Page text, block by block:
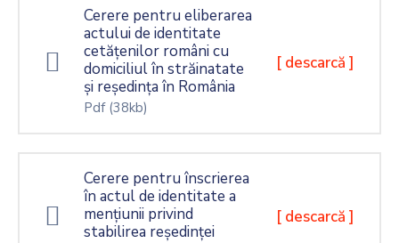
Cerere pentru eliberarea
actului de identitate
cetățenilor români cu
domiciliul în străinatate
și reședința în România
Pdf (38kb)
[ descarcă ]
Cerere pentru înscrierea
în actul de identitate a
mențiunii privind
stabilirea reședinței
[ descarcă ]